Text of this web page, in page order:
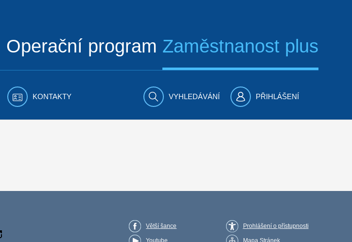
Operační program Zaměstnanost plus
KONTAKTY VYHLEDÁVÁNÍ PŘIHLÁŠENÍ
Větší šance
Youtube
Prohlášení o přístupnosti
Mapa Stránek